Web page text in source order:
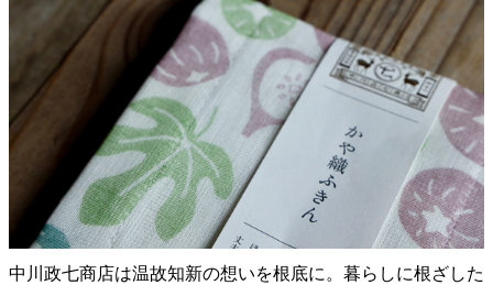
中川政七商店は温故知新の想いを根底に。暮らしに根ざした